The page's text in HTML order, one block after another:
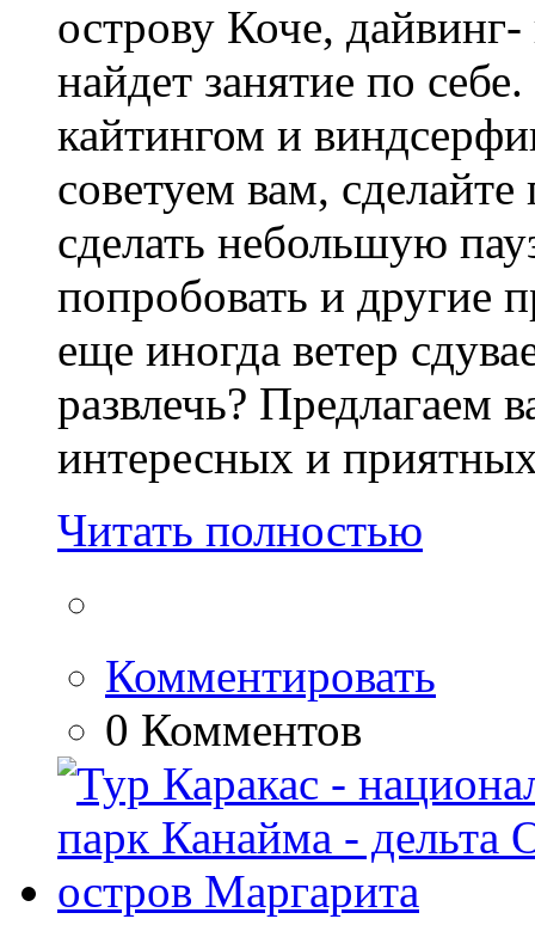
острову Коче,
найдет занятие по
кайтингом и
советуем вам,
сделать небольшую
попробовать и другие
еще иногда ветер
развлечь? Предлагаем
интересных и
Читать полностью
Комментировать
0 Комментов